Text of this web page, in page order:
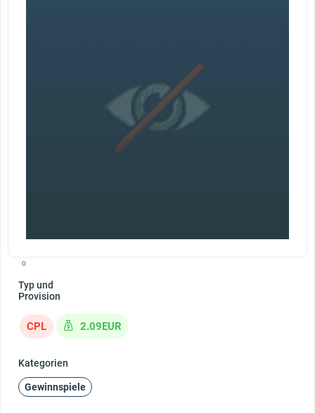
0
Typ und
Provision
CPL 2.09EUR
Kategorien
Gewinnspiele